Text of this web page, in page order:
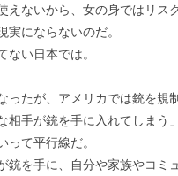
えないから、女の身ではリス
実にならないのだ。
ない日本では。
ったが、アメリカでは銃を規
相手が銃を手に入れてしまう
って平行線だ。
銃を手に、自分や家族やコミ